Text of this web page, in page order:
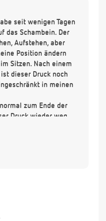
seit wenigen Tagen
das Schambein. Der
Aufstehen, aber
Position ändern
Sitzen. Nach einem
dieser Druck noch
in meinen
zum Ende der
Druck wieder weg
zur Geburt?